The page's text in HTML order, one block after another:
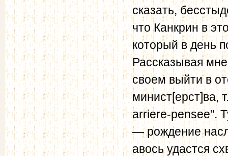
сказать,
что Канкрин в
который в день
Рассказывая
своем выйти в
минист[ерст]ва,
arriere-pensee".
— рождение
авось удастся